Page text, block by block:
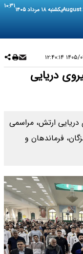
یکشنبه ۱۸ مرداد ۱۴۰۵ ۱۰:۳۱
۲۹ ۱۲:۴۰:۱۴
دریایی
دریایی ارتش، مراسمی
فرماندهان و